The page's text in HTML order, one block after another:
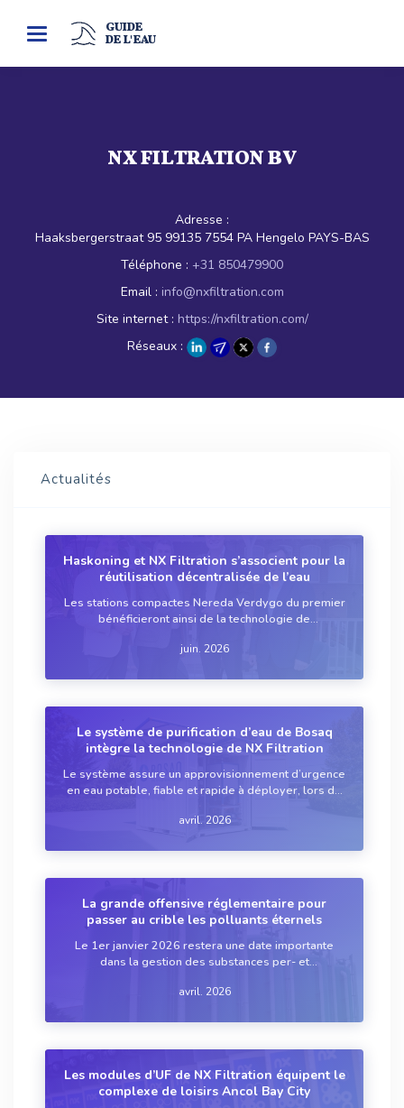
Toggle
GUIDE
DE L'EAU
NX FILTRATION BV
Adresse :
Haaksbergerstraat 95 99135 7554 PA Hengelo PAYS-BAS
Téléphone : +31 850479900
Email : info@nxfiltration.com
Site internet : https://nxfiltration.com/
Réseaux :
Actualités
Haskoning et NX Filtration s’associent pour la
réutilisation décentralisée de l’eau
Les stations compactes Nereda Verdygo du premier
bénéficieront ainsi de la technologie de
juin. 2026
Le système de purification d’eau de Bosaq
intègre la technologie de NX Filtration
Le système assure un approvisionnement d’urgence
en eau potable, fiable et rapide à déployer, lors de
avril. 2026
La grande offensive réglementaire pour
passer au crible les polluants éternels
Le 1er janvier 2026 restera une date importante
dans la gestion des substances per- et
polluants éternels » font en effet officiellement
avril. 2026
Les modules d’UF de NX Filtration équipent le
complexe de loisirs Ancol Bay City